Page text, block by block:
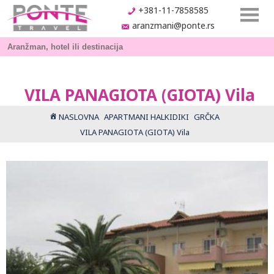
+381-11-7858585
aranzmani@ponte.rs
VILA PANAGIOTA (GIOTA) Vila
NASLOVNA APARTMANI HALKIDIKI GRČKA
VILA PANAGIOTA (GIOTA) Vila